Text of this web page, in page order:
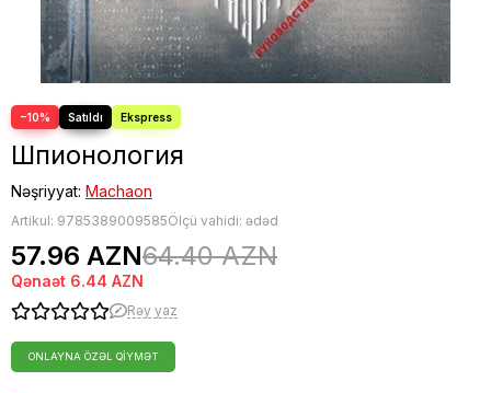
−10%
Шпионология
Nəşriyyat: Machaon
Artikul: 9785389009585Ölçü vahidi: ədəd
57.96 AZN64.40 AZN
Qənaət 6.44 AZN
Rəy yaz
ONLAYNA ÖZƏL QIYMƏT